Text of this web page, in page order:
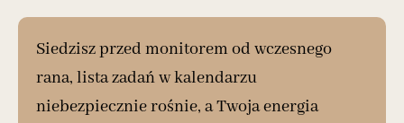
Siedzisz przed monitorem od wczesnego
rana, lista zadań w kalendarzu
niebezpiecznie rośnie, a Twoja energia